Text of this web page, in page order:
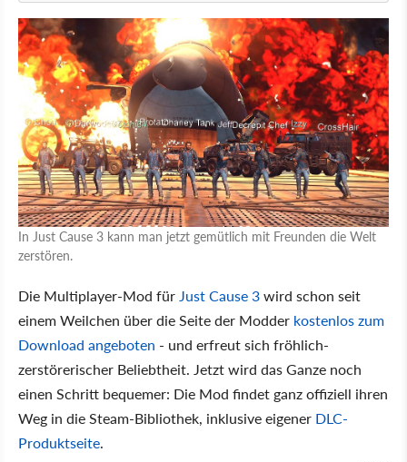
In Just Cause 3 kann man jetzt gemütlich mit Freunden die Welt
zerstören.
Die Multiplayer-Mod fürJust Cause 3wird schon seit
einem Weilchen über die Seite der Modder kostenlos zum
Download angeboten - und erfreut sich fröhlich-
zerstörerischer Beliebtheit. Jetzt wird das Ganze noch
einen Schritt bequemer: Die Mod findet ganz offiziell ihren
Weg in die Steam-Bibliothek, inklusive eigener DLC-
Produktseite.